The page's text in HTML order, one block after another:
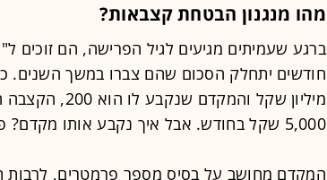
מהו מנגנון הבטחת קצבאות?
ברגע שעמיתים מגיעים לגיל הפרישה, הם
חודשים יתחלק הסכום שהם צברו במשך השנים.
מיליון שקל
5,000 שקל בחודש. אבל איך נקבע אותו מקדם? פה הדברים קצת מסתבכים.
המקדם מחושב על בסיס מספר פרמטרים, לרבות